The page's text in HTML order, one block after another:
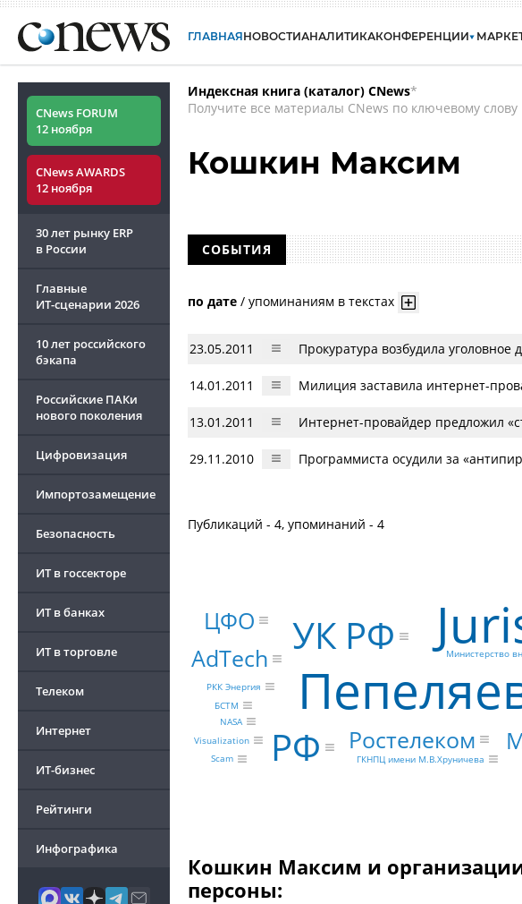
ГЛАВНАЯНОВОСТИАНАЛИТИКАКОНФЕРЕНЦИИ
CNews FORUM
12 ноября
CNews AWARDS
12 ноября
30 лет рынку ERP
в России
Главные
ИТ-сценарии 2026
10 лет российского
бэкапа
Российские ПАКи
нового поколения
Цифровизация
Импортозамещение
Безопасность
ИТ в госсекторе
ИТ в банках
ИТ в торговле
Телеком
Интернет
ИТ-бизнес
Рейтинги
Инфографика
Индексная книга (каталог) CNews*
Получите все материалы CNews по ключевому слову
Кошкин Максим
СОБЫТИЯ
по дате / упоминаниям в текстах
23.05.2011 Прокуратура возбудила
14.01.2011 Милиция заставила интернет-
13.01.2011 Интернет-провайдер предложил
29.11.2010 Программиста осудили за
Публикаций - 4, упоминаний - 4
РФ
УК РФ
Ростелеком
ЦФО
AdTech
РКК Энергия
Министерство
БСТМ
NASA
Visualization
Scam
ГКНПЦ имени М.В.Хруничева
Кошкин Максим и
персоны: